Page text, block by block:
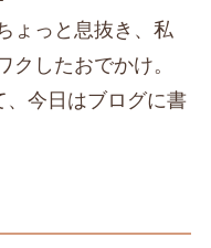
ょっと息抜き、私
クしたおでかけ。
、今日はブログに書